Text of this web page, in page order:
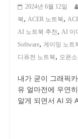
2024년 6월 12일
북, ACER 노트북,
AI 노트북 추천 , AI 이
Software, 게이밍 노트
디퓨전 노트북, 오픈
내가 굳이 그래픽
유 얼마전에 우연
알게 되면서 AI 와